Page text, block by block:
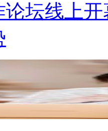
论坛线上